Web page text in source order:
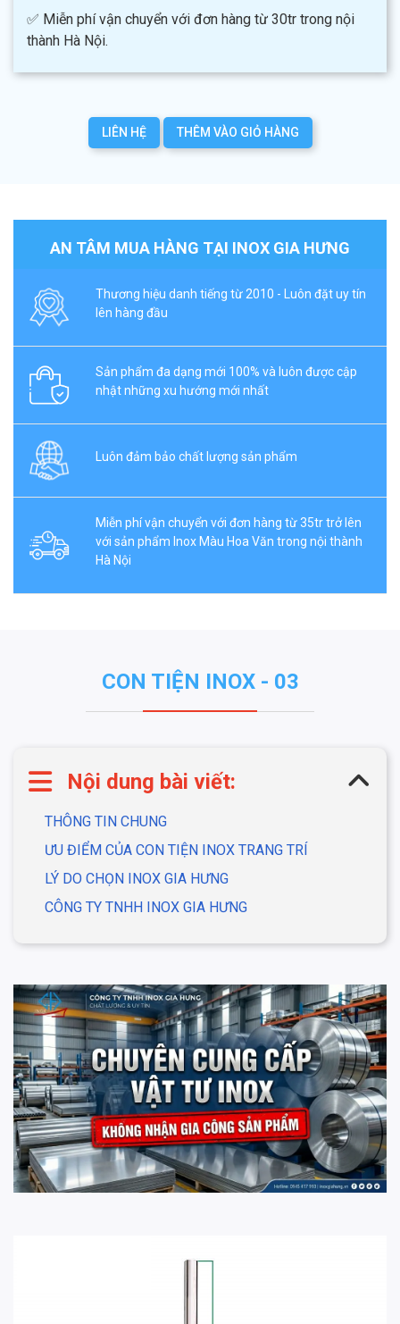
✅ Miễn phí vận chuyển với đơn hàng từ 30tr trong nội
thành Hà Nội.
LIÊN HỆ THÊM VÀO GIỎ HÀNG
AN TÂM MUA HÀNG TẠI INOX GIA HƯNG
Thương hiệu danh tiếng từ 2010 - Luôn đặt uy tín
lên hàng đầu
Sản phẩm đa dạng mới 100% và luôn được cập
nhật những xu hướng mới nhất
Luôn đảm bảo chất lượng sản phẩm
Miễn phí vận chuyển với đơn hàng từ 35tr trở lên
với sản phẩm Inox Màu Hoa Văn trong nội thành
Hà Nội
CON TIỆN INOX - 03
Nội dung bài viết:
THÔNG TIN CHUNG
ƯU ĐIỂM CỦA CON TIỆN INOX TRANG TRÍ
LÝ DO CHỌN INOX GIA HƯNG
CÔNG TY TNHH INOX GIA HƯNG